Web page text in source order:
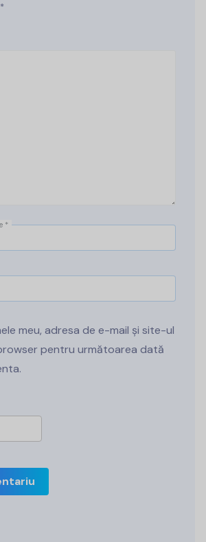
*
meu, adresa de e-mail și site-ul
pentru următoarea dată